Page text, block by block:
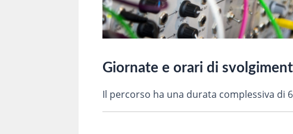
Giornate e orari di
Il percorso ha una durata complessiva di